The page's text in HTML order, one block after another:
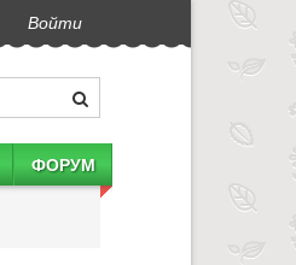
Войти
ФОРУМ